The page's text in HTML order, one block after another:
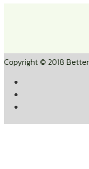
Copyright © 2018